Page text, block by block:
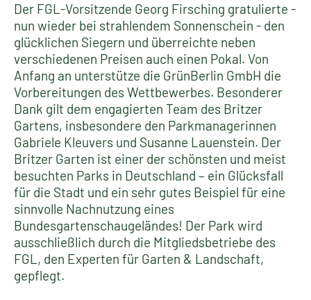
Der FGL-Vorsitzende Georg Firsching gratulierte -
nun wieder bei strahlendem Sonnenschein - den
glücklichen Siegern und überreichte neben
verschiedenen Preisen auch einen Pokal. Von
Anfang an unterstütze die GrünBerlin GmbH die
Vorbereitungen des Wettbewerbes. Besonderer
Dank gilt dem engagierten Team des Britzer
Gartens, insbesondere den Parkmanagerinnen
Gabriele Kleuvers und Susanne Lauenstein. Der
Britzer Garten ist einer der schönsten und meist
besuchten Parks in Deutschland – ein Glücksfall
für die Stadt und ein sehr gutes Beispiel für eine
sinnvolle Nachnutzung eines
Bundesgartenschaugeländes! Der Park wird
ausschließlich durch die Mitgliedsbetriebe des
FGL, den Experten für Garten & Landschaft,
gepflegt.